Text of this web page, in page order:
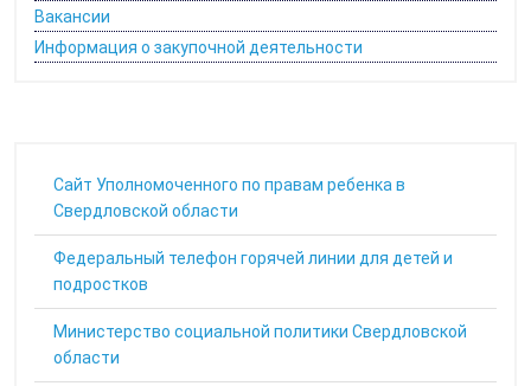
Вакансии
Информация о закупочной деятельности
Cайт Уполномоченного по правам ребенка в
Свердловской области
Федеральный телефон горячей линии для детей и
подростков
Министерство социальной политики Свердловской
области